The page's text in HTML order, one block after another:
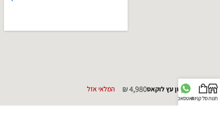
חנותסל קניותוואטסאפ
מזנון עץ לוקאס ₪4,980 המלאי אזל